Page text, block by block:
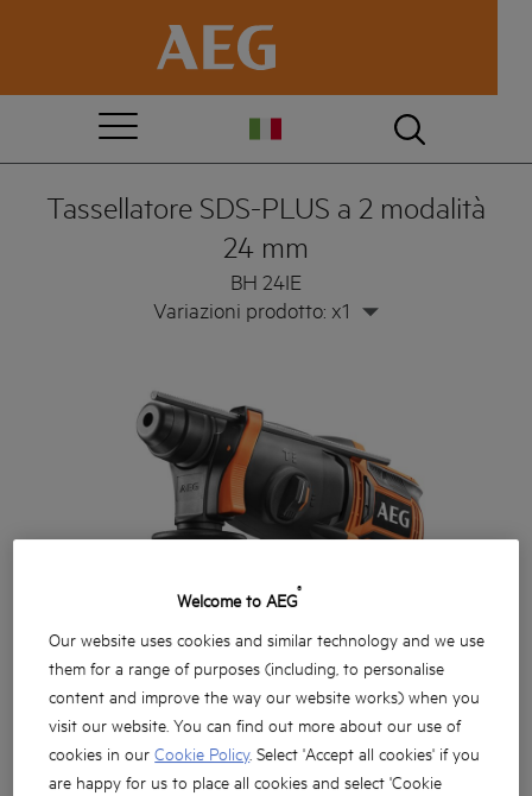
Tassellatore SDS-PLUS a 2 modalità
24 mm
BH 24IE
Variazioni prodotto: x1
Welcome to AEG®
Our website uses cookies and similar technology and we use
them for a range of purposes (including, to personalise
content and improve the way our website works) when you
visit our website. You can find out more about our use of
cookies in ourCookie Policy. Select 'Accept all cookies' if you
are happy for us to place all cookies and select 'Cookie